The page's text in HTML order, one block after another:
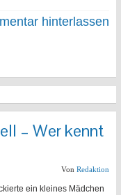
hinterlassen
– Wer kennt
Von Redaktion
kleines Mädchen